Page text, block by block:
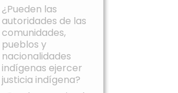
¿Pueden las
autoridades de las
comunidades,
pueblos y
nacionalidades
indígenas ejercer
justicia indígena?